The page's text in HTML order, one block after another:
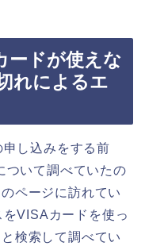
ードが使えな
れによるエ
し込みをする前
ついて調べていたの
ページに訪れてい
VISAカードを使っ
検索して調べてい